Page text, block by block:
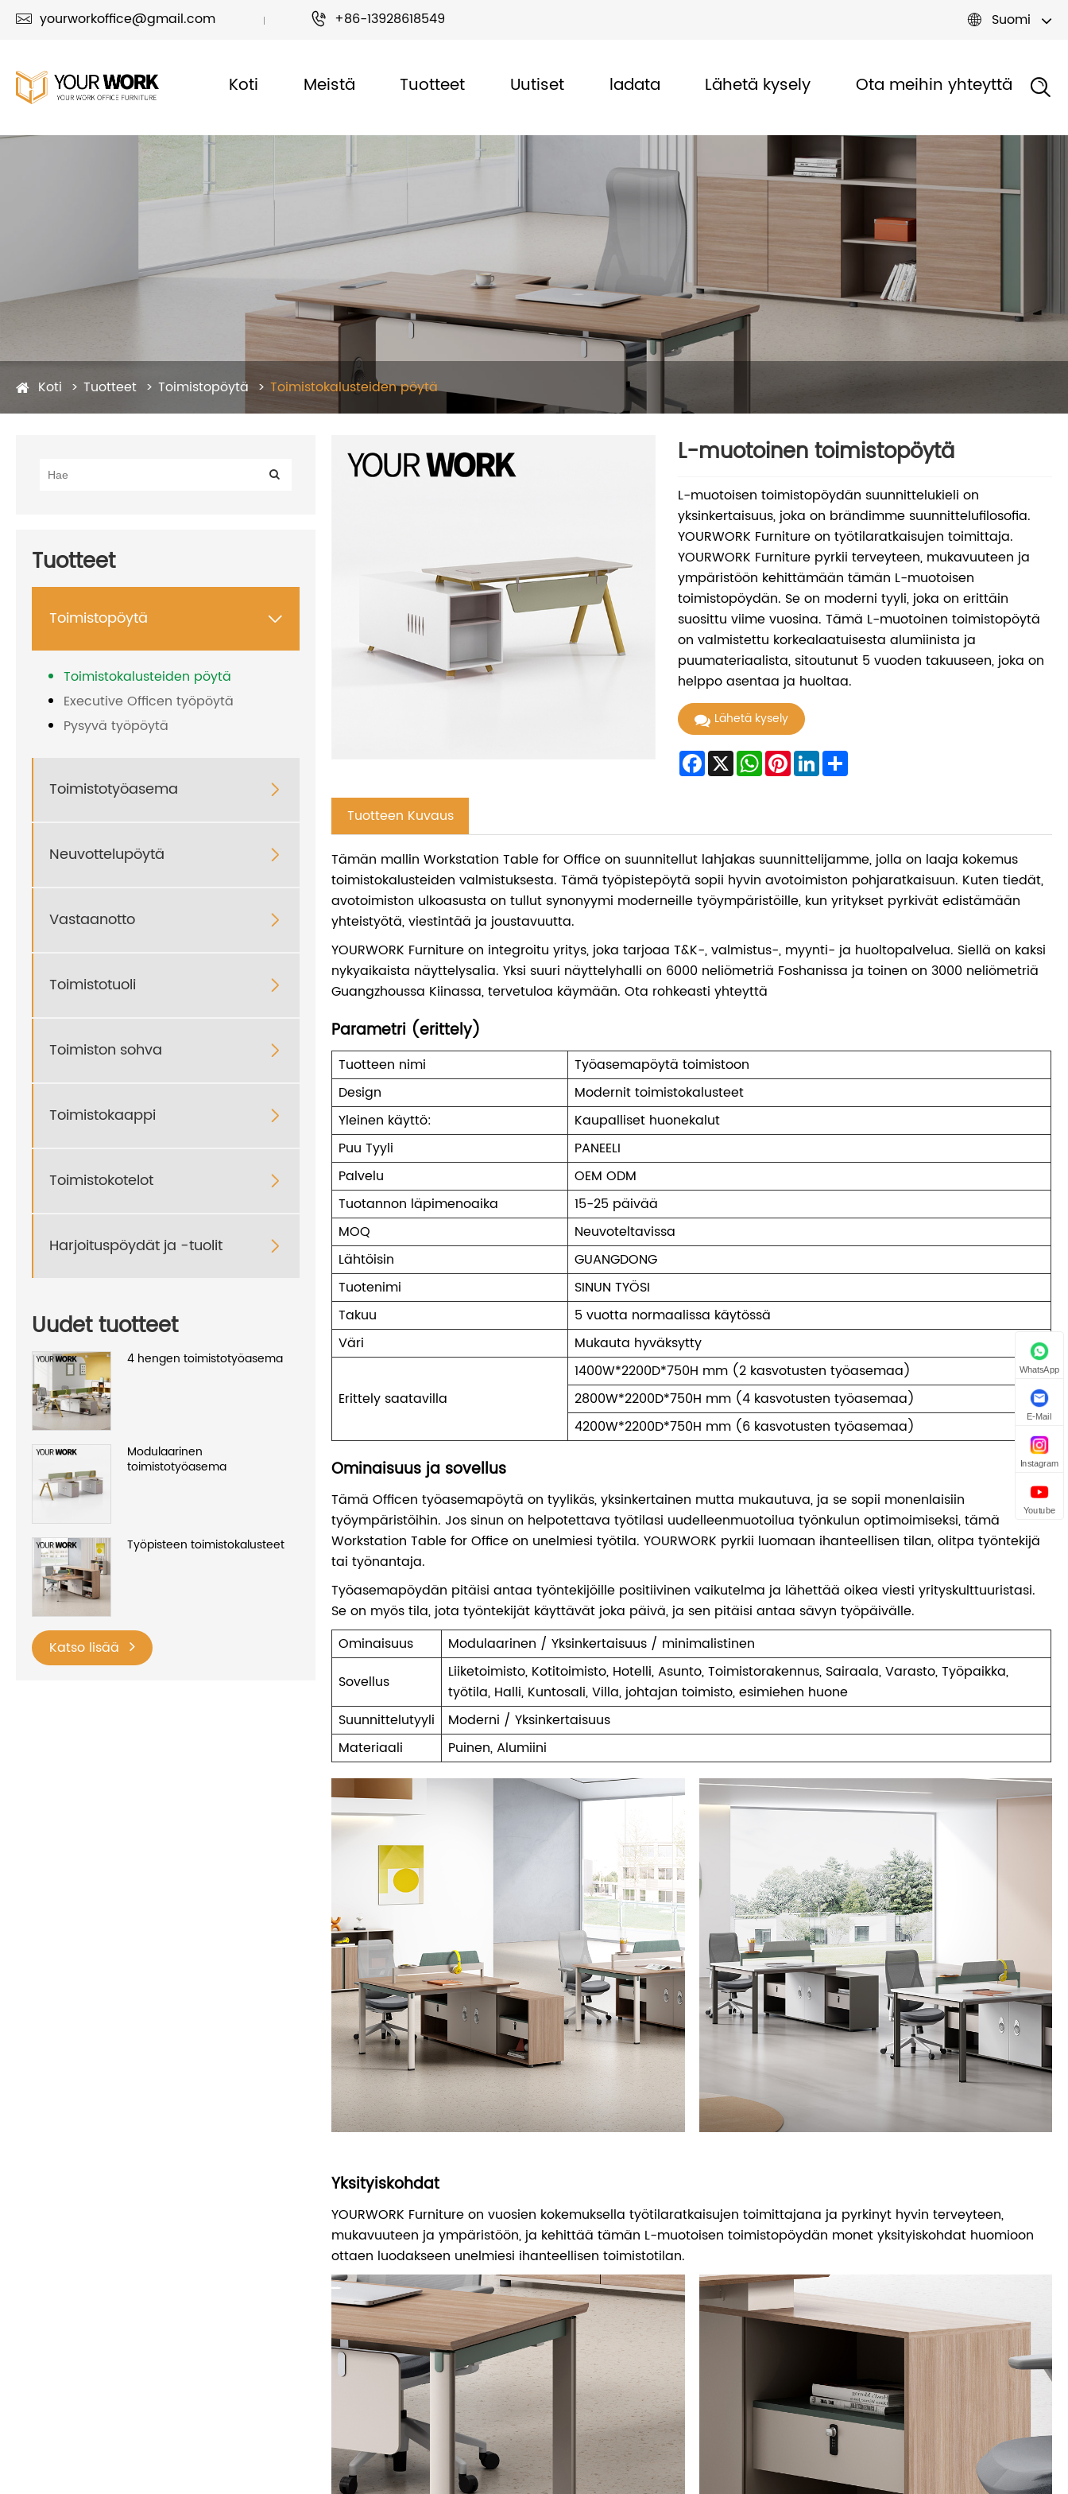
 yourworkoffice@gmail.com  +86-13928618549  Suomi
Koti Meistä Tuotteet Uutiset ladata Lähetä kysely Ota meihin yhteyttä
Koti Tuotteet Toimistopöytä Toimistokalusteiden pöytä
Tuotteet
Toimistopöytä 
Toimistokalusteiden pöytä
Executive Officen työpöytä
Pysyvä työpöytä
Toimistotyöasema 
Neuvottelupöytä 
Vastaanotto 
Toimistotuoli 
Toimiston sohva 
Toimistokaappi 
Toimistokotelot 
Harjoituspöydät ja -tuolit 
Uudet tuotteet
4 hengen toimistotyöasema
Modulaarinen
toimistotyöasema
Työpisteen toimistokalusteet
Katso lisää
L-muotoinen toimistopöytä
L-muotoisen toimistopöydän suunnittelukieli on
yksinkertaisuus, joka on brändimme suunnittelufilosofia.
YOURWORK Furniture on työtilaratkaisujen toimittaja.
YOURWORK Furniture pyrkii terveyteen, mukavuuteen ja
ympäristöön kehittämään tämän L-muotoisen
toimistopöydän. Se on moderni tyyli, joka on erittäin
suosittu viime vuosina. Tämä L-muotoinen toimistopöytä
on valmistettu korkealaatuisesta alumiinista ja
puumateriaalista, sitoutunut 5 vuoden takuuseen, joka on
helppo asentaa ja huoltaa.
Lähetä kysely
Facebook
X WhatsApp
Pinterest
LinkedInShare
Tuotteen Kuvaus
Tämän mallin Workstation Table for Office on suunnitellut lahjakas suunnittelijamme, jolla on laaja kokemus
toimistokalusteiden valmistuksesta. Tämä työpistepöytä sopii hyvin avotoimiston pohjaratkaisuun. Kuten tiedät,
avotoimiston ulkoasusta on tullut synonyymi moderneille työympäristöille, kun yritykset pyrkivät edistämään
yhteistyötä, viestintää ja joustavuutta.
YOURWORK Furniture on integroitu yritys, joka tarjoaa T&K-, valmistus-, myynti- ja huoltopalvelua. Siellä on kaksi
nykyaikaista näyttelysalia. Yksi suuri näyttelyhalli on 6000 neliömetriä Foshanissa ja toinen on 3000 neliömetriä
Guangzhoussa Kiinassa, tervetuloa käymään. Ota rohkeasti yhteyttä
Parametri (erittely)
Tuotteen nimi
Työasemapöytä toimistoon
Design
Modernit toimistokalusteet
Yleinen käyttö:
Kaupalliset huonekalut
Puu Tyyli
PANEELI
Palvelu
OEM ODM
Tuotannon läpimenoaika
15-25 päivää
MOQ
Neuvoteltavissa
Lähtöisin
GUANGDONG
Tuotenimi
SINUN TYÖSI
Takuu
5 vuotta normaalissa käytössä
Väri
Mukauta hyväksytty
Erittely saatavilla
1400W*2200D*750H mm (2 kasvotusten työasemaa)
2800W*2200D*750H mm (4 kasvotusten työasemaa)
4200W*2200D*750H mm (6 kasvotusten työasemaa)
Ominaisuus ja sovellus
Tämä Officen työasemapöytä on tyylikäs, yksinkertainen mutta mukautuva, ja se sopii monenlaisiin
työympäristöihin. Jos sinun on helpotettava työtilasi uudelleenmuotoilua työnkulun optimoimiseksi, tämä
Workstation Table for Office on unelmiesi työtila. YOURWORK pyrkii luomaan ihanteellisen tilan, olitpa työntekijä
tai työnantaja.
Työasemapöydän pitäisi antaa työntekijöille positiivinen vaikutelma ja lähettää oikea viesti yrityskulttuuristasi.
Se on myös tila, jota työntekijät käyttävät joka päivä, ja sen pitäisi antaa sävyn työpäivälle.
Ominaisuus
Modulaarinen / Yksinkertaisuus / minimalistinen
Sovellus
Liiketoimisto, Kotitoimisto, Hotelli, Asunto, Toimistorakennus, Sairaala, Varasto, Työpaikka,
työtila, Halli, Kuntosali, Villa, johtajan toimisto, esimiehen huone
Suunnittelutyyli
Moderni / Yksinkertaisuus
Materiaali
Puinen, Alumiini
Yksityiskohdat
YOURWORK Furniture on vuosien kokemuksella työtilaratkaisujen toimittajana ja pyrkinyt hyvin terveyteen,
mukavuuteen ja ympäristöön, ja kehittää tämän L-muotoisen toimistopöydän monet yksityiskohdat huomioon
ottaen luodakseen unelmiesi ihanteellisen toimistotilan.
WhatsApp
E-Mail
Instagram
Youtube